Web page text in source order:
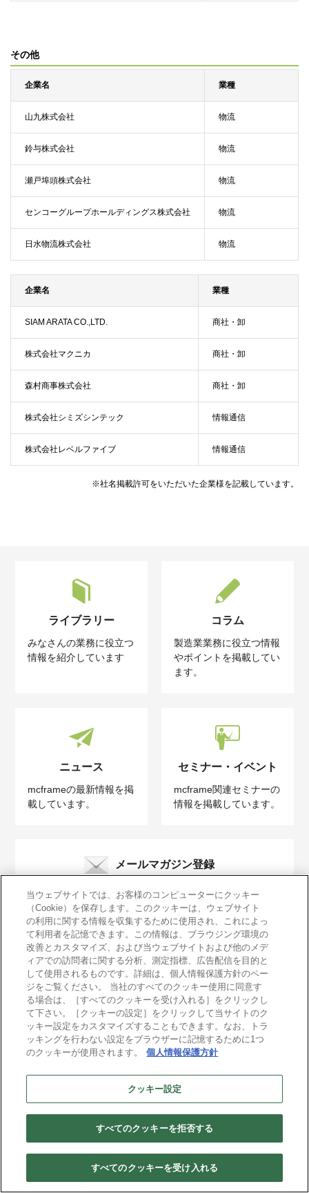
その他
企業名 業種
山九株式会社 物流
鈴与株式会社 物流
瀬戸埠頭株式会社 物流
センコーグループホールディングス株式会社 物流
日水物流株式会社 物流
企業名 業種
SIAM ARATA CO.,LTD. 商社・卸
株式会社マクニカ 商社・卸
森村商事株式会社 商社・卸
株式会社シミズシンテック 情報通信
株式会社レベルファイブ 情報通信
※社名掲載許可をいただいた企業様を記載しています。
ライブラリー
みなさんの業務に役立つ
情報を紹介しています
コラム
製造業業務に役立つ情報
やポイントを掲載してい
ます。
ニュース
mcframeの最新情報を掲
載しています。
セミナー・イベント
mcframe関連セミナーの
情報を掲載しています。
メールマガジン登録
mcframeの最新情報を配信しています。
CONTACT
お気軽にご相談ください
現状のERPシステムに不満を感じている。
環境の変化に柔軟な基幹システムを探している。
パッケージソフト購入に抵抗を感じている。
グローバルSCMの整備/再構築を計画している。
受付時間 9:00-17:00(土日除く)
お問い合わせ
資料請求
当ウェブサイトでは、お客様のコンピューターにクッキー
（Cookie）を保存します。このクッキーは、ウェブサイト
の利用に関する情報を収集するために使用され、これによっ
て利用者を記憶できます。この情報は、ブラウジング環境の
改善とカスタマイズ、および当ウェブサイトおよび他のメデ
ィアでの訪問者に関する分析、測定指標、広告配信を目的と
して使用されるものです。詳細は、個人情報保護方針のペー
ジをご覧ください。 当社のすべてのクッキー使用に同意す
る場合は、［すべてのクッキーを受け入れる］をクリックし
て下さい。［クッキーの設定］をクリックして当サイトのク
ッキー設定をカスタマイズすることもできます。なお、トラ
ッキングを行わない設定をブラウザーに記憶するために1つ
のクッキーが使用されます。
個人情報保護方針
クッキー設定
すべてのクッキーを拒否する
すべてのクッキーを受け入れる